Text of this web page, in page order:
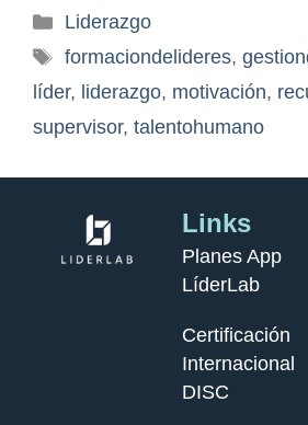
Liderazgo
formaciondelideres,
líder, liderazgo, motivación,
supervisor, talentohumano
Links
Planes App
LíderLab
Certificación
Internacional
DISC